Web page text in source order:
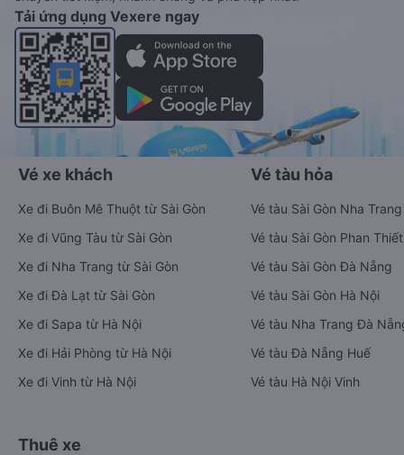
Tải ứng dụng Vexere ngay
Vé xe khách
Xe đi Buôn Mê Thuột từ Sài Gòn
Xe đi Vũng Tàu từ Sài Gòn
Xe đi Nha Trang từ Sài Gòn
Xe đi Đà Lạt từ Sài Gòn
Xe đi Sapa từ Hà Nội
Xe đi Hải Phòng từ Hà Nội
Xe đi Vinh từ Hà Nội
Vé tàu hỏa
Vé tàu Sài Gòn Nha Trang
Vé tàu Sài Gòn Phan Thiết
Vé tàu Sài Gòn Đà Nẵng
Vé tàu Sài Gòn Hà Nội
Vé tàu Nha Trang Đà
Vé tàu Đà Nẵng Huế
Vé tàu Hà Nội Vinh
Thuê xe